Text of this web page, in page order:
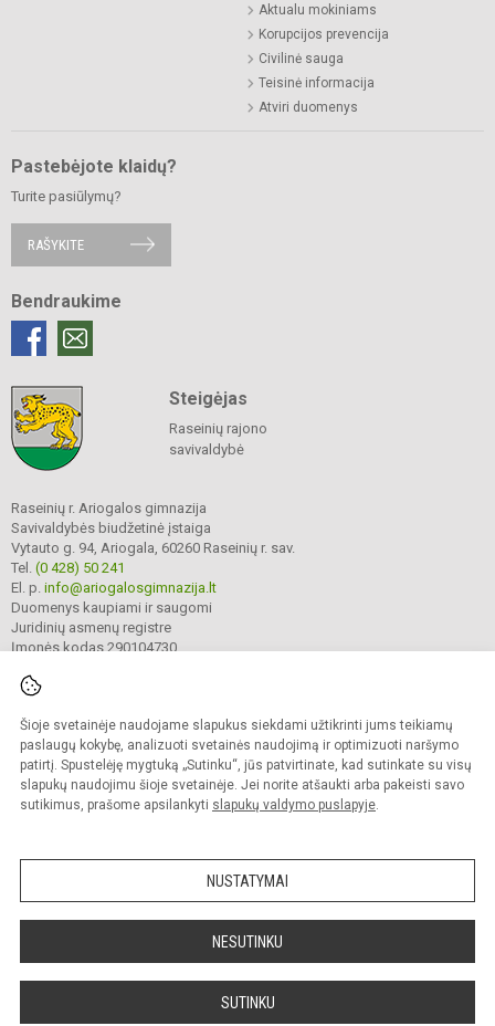
Šioje svetainėje naudojame slapukus siekdami užtikrinti jums teikiamų
paslaugų kokybę, analizuoti svetainės naudojimą ir optimizuoti naršymo
patirtį. Spustelėję mygtuką „Sutinku“, jūs patvirtinate, kad sutinkate su visų
slapukų naudojimu šioje svetainėje. Jei norite atšaukti arba pakeisti savo
sutikimus, prašome apsilankyti slapukų valdymo puslapyje.
NUSTATYMAI
NESUTINKU
SUTINKU
Aktualu mokiniams
Korupcijos prevencija
Civilinė sauga
Teisinė informacija
Atviri duomenys
Pastebėjote klaidų?
Turite pasiūlymų?
RAŠYKITE
Bendraukime
Steigėjas
Raseinių rajono
savivaldybė
Raseinių r. Ariogalos gimnazija
Savivaldybės biudžetinė įstaiga
Vytauto g. 94, Ariogala, 60260 Raseinių r. sav.
Tel. (0 428) 50 241
El. p. info@ariogalosgimnazija.lt
Duomenys kaupiami ir saugomi
Juridinių asmenų registre
Įmonės kodas 290104730
© 2022. Raseinių r. Ariogalos gimnazija. Visos teisės saugomos.
Kopijuoti turinį be raštiško gimnazijos sutikimo griežtai draudžiama.
Prieinamumo paraiška Slapukų valdymas
Sumanus būdas atnaujinti